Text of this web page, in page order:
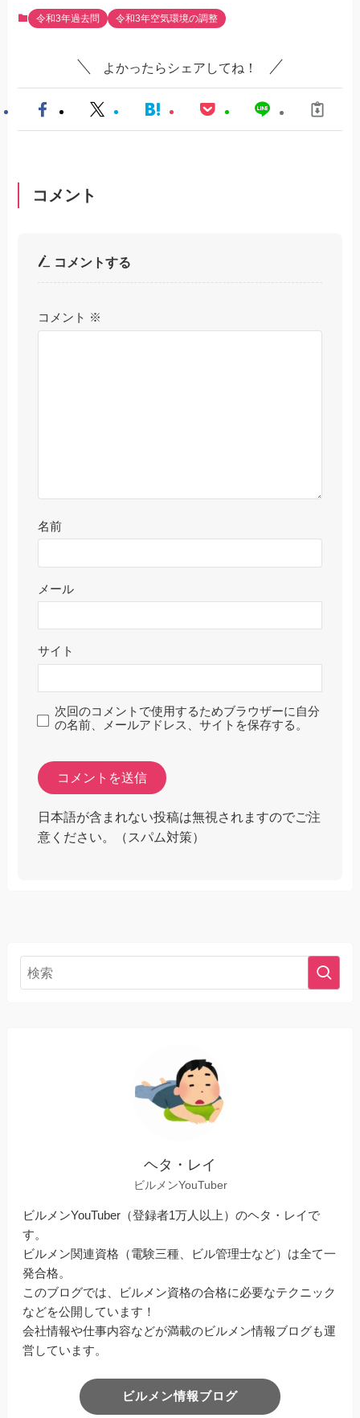
令和3年過去問 令和3年空気環境の調整
よかったらシェアしてね！
コメント
コメントする
コメント ※
名前
メール
サイト
次回のコメントで使用するためブラウザーに自分
の名前、メールアドレス、サイトを保存する。
日本語が含まれない投稿は無視されますのでご注
意ください。（スパム対策）
ヘタ・レイ
ビルメンYouTuber
ビルメンYouTuber（登録者1万人以上）のヘタ・レイで
す。
ビルメン関連資格（電験三種、ビル管理士など）は全て一
発合格。
このブログでは、ビルメン資格の合格に必要なテクニック
などを公開しています！
会社情報や仕事内容などが満載のビルメン情報ブログも運
営しています。
ビルメン情報ブログ